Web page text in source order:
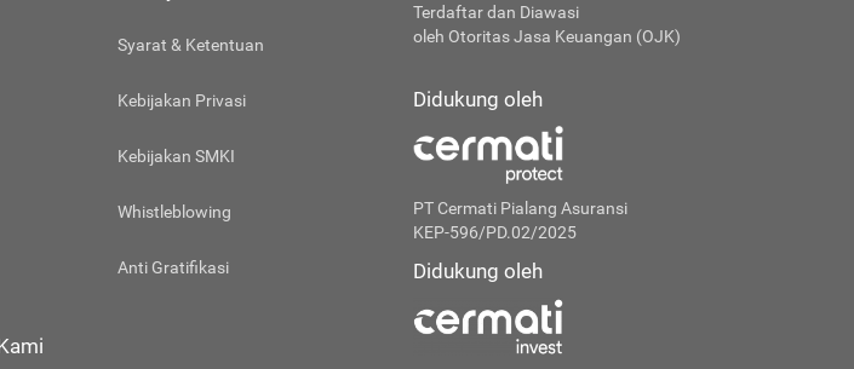
Syarat & Ketentuan
Kebijakan Privasi
Kebijakan SMKI
Whistleblowing
Anti Gratifikasi
Terdaftar dan Diawasi
oleh Otoritas Jasa Keuangan (OJK)
Didukung oleh
PT Cermati Pialang Asuransi
KEP-596/PD.02/2025
Didukung oleh